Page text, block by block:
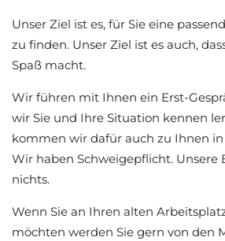
Unser Ziel ist es, für Sie eine
zu finden. Unser Ziel ist es auch,
Spaß macht.
Wir führen mit Ihnen ein Erst-
wir Sie und Ihre Situation kennen
kommen wir dafür auch zu Ihnen
Wir haben Schweigepflicht. Unsere
nichts.
Wenn Sie an Ihren alten
möchten werden Sie gern von den